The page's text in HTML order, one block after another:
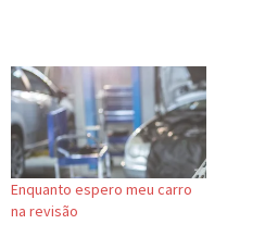
Enquanto espero meu carro
na revisão